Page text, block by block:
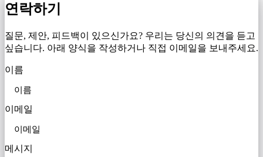
연락하기
질문, 제안, 피드백이 있으신가요? 우리는 당신의 의견을 듣고
싶습니다. 아래 양식을 작성하거나 직접 이메일을 보내주세요.
이름
이메일
메시지